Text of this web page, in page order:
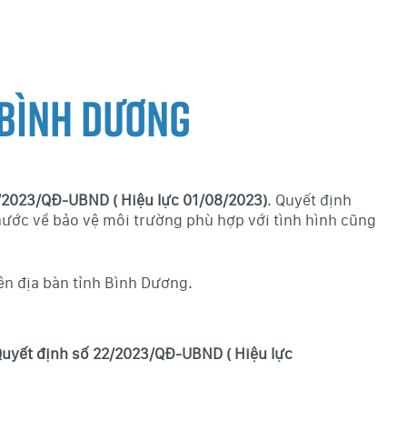
Dương
QĐ-UBND ( Hiệu lực 01/08/2023). Quyết định
về bảo vệ môi trường phù hợp với tình hình cũng
địa bàn tỉnh Bình Dương.
định số 22/2023/QĐ-UBND ( Hiệu lực